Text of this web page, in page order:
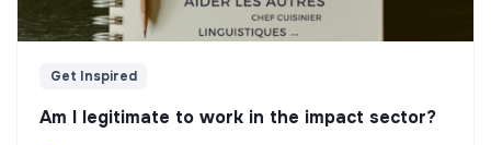
Get Inspired
Am I legitimate to work in the impact sector?